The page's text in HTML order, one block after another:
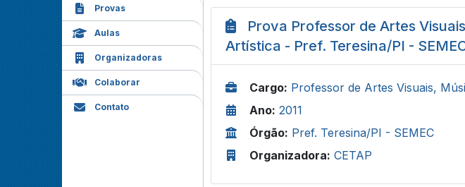
Provas
Aulas
Organizadoras
Colaborar
Contato
Prova Professor de Artes
Artística - Pref. Teresina/PI -
Cargo: Professor de Artes Visuais,
Ano: 2011
Órgão: Pref. Teresina/PI - SEMEC
Organizadora: CETAP